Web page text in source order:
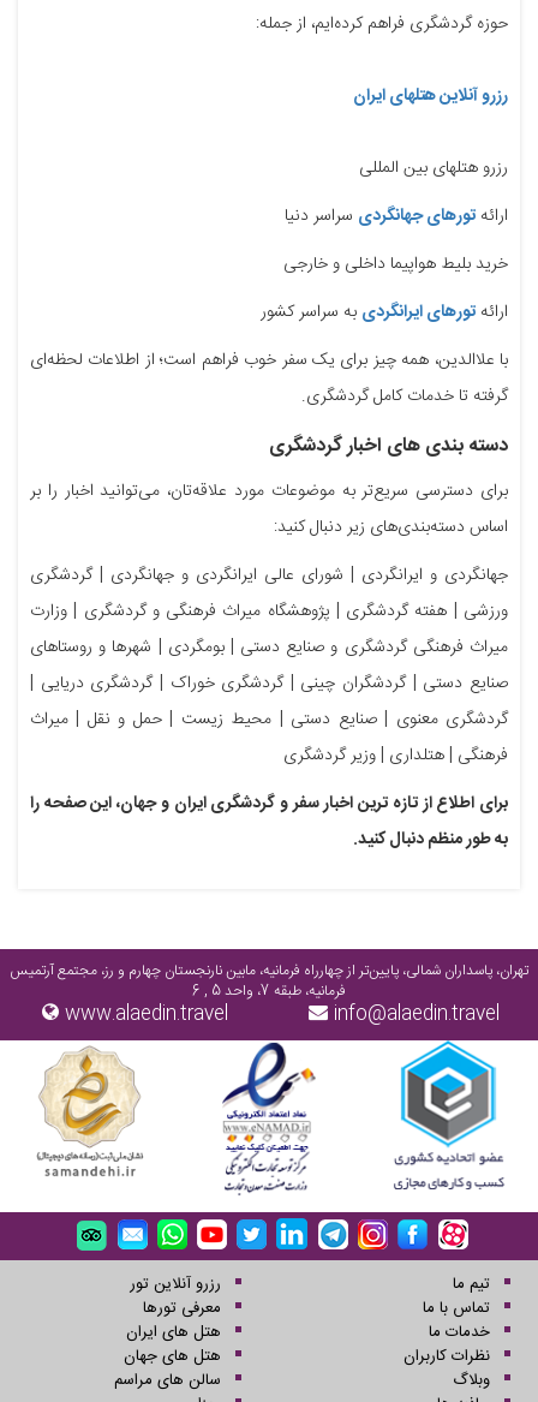
حوزه گردشگری فراهم کرده‌ایم، از جمله:
رزرو آنلاین هتلهای ایران
رزرو هتلهای بین المللی
ارائه تورهای جهانگردی سراسر دنیا
خرید بلیط هواپیما داخلی و خارجی
ارائه تورهای ایرانگردی به سراسر کشور
با علاالدین، همه چیز برای یک سفر خوب فراهم است؛ از اطلاعات لحظه‌ای
گرفته تا خدمات کامل گردشگری.
دسته بندی های اخبار گردشگری
برای دسترسی سریع‌تر به موضوعات مورد علاقه‌تان، می‌توانید اخبار را بر
اساس دسته‌بندی‌های زیر دنبال کنید:
جهانگردی و ایرانگردی | شورای عالی ایرانگردی و جهانگردی | گردشگری
ورزشی | هفته گردشگری | پژوهشگاه میراث فرهنگی و گردشگری | وزارت
میراث فرهنگی گردشگری و صنایع دستی | بومگردی | شهرها و روستاهای
صنایع دستی | گردشگران چینی | گردشگری خوراک | گردشگری دریایی |
گردشگری معنوی | صنایع دستی | محیط زیست | حمل و نقل | میراث
فرهنگی | هتلداری | وزیر گردشگری
برای اطلاع از تازه ترین اخبار سفر و گردشگری ایران و جهان، این صفحه را
به طور منظم دنبال کنید.
تهران، پاسداران شمالی، پایین‌تر از چهارراه فرمانیه، مابین نارنجستان چهارم و رز، مجتمع آرتمیس
فرمانیه، طبقه 7، واحد 5 , 6
info@alaedin.travel
www.alaedin.travel
تیم ما
تماس با ما
خدمات ما
نظرات کاربران
وبلاگ
رزرو آنلاین تور
معرفی تورها
هتل های ایران
هتل های جهان
سالن های مراسم